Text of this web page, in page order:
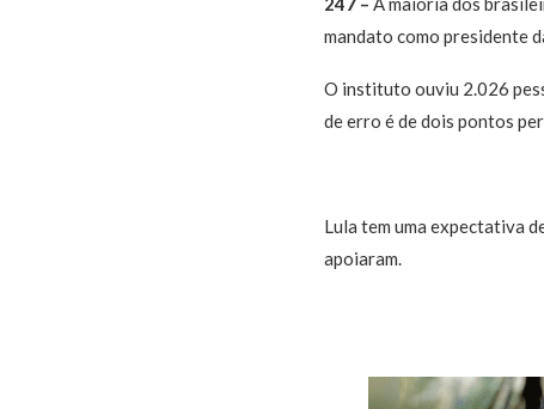
mandato como presidente
O instituto ouviu 2.026
de erro é de dois pontos
Lula tem uma expectativa
apoiaram.